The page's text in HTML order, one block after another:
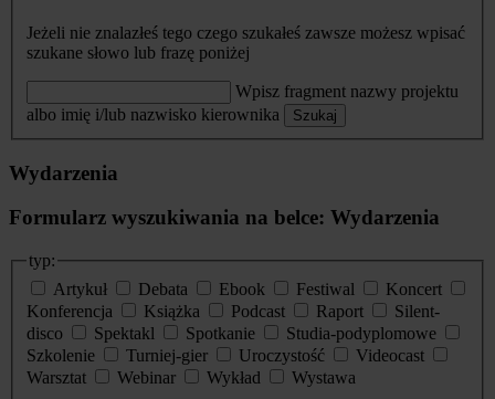
Jeżeli nie znalazłeś tego czego szukałeś zawsze możesz wpisać
szukane słowo lub frazę poniżej
Wpisz fragment nazwy projektu
albo imię i/lub nazwisko kierownika
Szukaj
Wydarzenia
Formularz wyszukiwania na belce: Wydarzenia
typ:
Artykuł
Debata Ebook Festiwal
Koncert
Konferencja
Książka Podcast Raport
Silent-
disco
Spektakl Spotkanie
Studia-podyplomowe
Szkolenie
Turniej-gier Uroczystość
Videocast
Warsztat
Webinar Wykład
Wystawa